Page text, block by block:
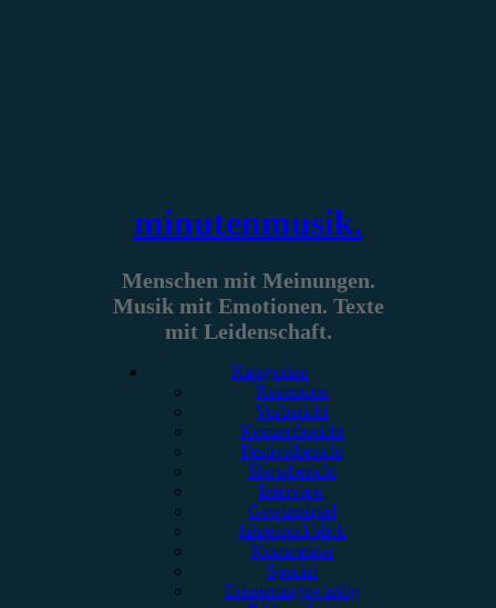
minutenmusik.
Menschen mit Meinungen.
Musik mit Emotionen. Texte
mit Leidenschaft.
Kategorien
Rezension
Vorbericht
Konzertbericht
Festivalbericht
Showbericht
Interview
Gewinnspiel
Jahresrückblick
Kommentar
Special
Erinnerungswürdig